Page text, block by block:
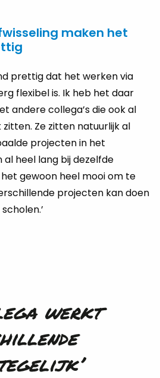
maken het
prettig dat het werken via
flexibel is. Ik heb het daar
andere collega’s die ook al
Ze zitten natuurlijk al
projecten in het
al heel lang bij dezelfde
gewoon heel mooi om te
projecten kan doen
werkt